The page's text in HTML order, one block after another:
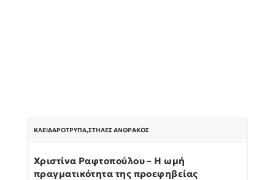
ΚΛΕΙΔΑΡΌΤΡΥΠΑ,ΣΤΉΛΕΣ ΆΝΘΡΑΚΟΣ
Χριστίνα Ραφτοπούλου – Η ωμή
πραγματικότητα της προεφηβείας